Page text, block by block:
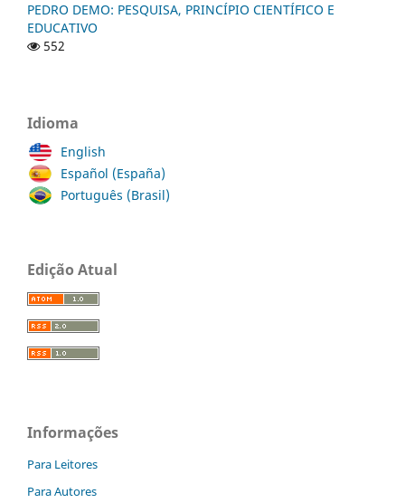
PEDRO DEMO: PESQUISA, PRINCÍPIO CIENTÍFICO E
EDUCATIVO
552
Idioma
English
Español (España)
Português (Brasil)
Edição Atual
Informações
Para Leitores
Para Autores